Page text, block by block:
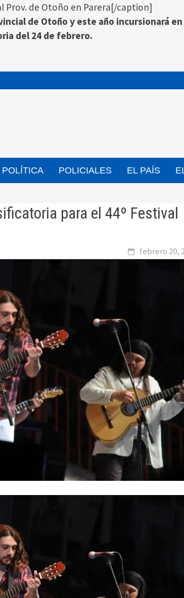
Prov. de Otoño en Parera[/caption]
de Otoño y este año incursionará
del 24 de febrero.
POLÍTICA POLICIALES EL PAÍS
para el 44º Festival
febrero 20,